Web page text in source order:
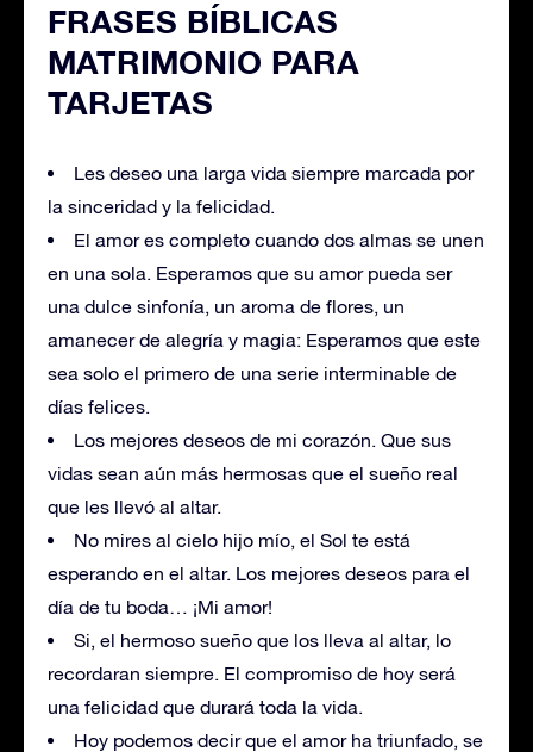
FRASES BÍBLICAS
MATRIMONIO PARA
TARJETAS
Les deseo una larga vida siempre marcada por
la sinceridad y la felicidad.
El amor es completo cuando dos almas se unen
en una sola. Esperamos que su amor pueda ser
una dulce sinfonía, un aroma de flores, un
amanecer de alegría y magia: Esperamos que este
sea solo el primero de una serie interminable de
días felices.
Los mejores deseos de mi corazón. Que sus
vidas sean aún más hermosas que el sueño real
que les llevó al altar.
No mires al cielo hijo mío, el Sol te está
esperando en el altar. Los mejores deseos para el
día de tu boda… ¡Mi amor!
Si, el hermoso sueño que los lleva al altar, lo
recordaran siempre. El compromiso de hoy será
una felicidad que durará toda la vida.
Hoy podemos decir que el amor ha triunfado, se